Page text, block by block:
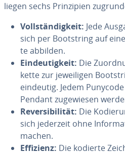
liegen sechs Prin­zi­pi­en
Voll­stän­dig­keit: Jede
sich per Bootstring auf
te abbilden.
Ein­deu­tig­keit: Die
ket­te zur je­wei­li­gen
eindeutig. Jedem
Pendant zu­ge­wie­sen
Re­ver­si­bi­li­tät: Die
sich jederzeit ohne
machen.
Effizienz: Die kodierte